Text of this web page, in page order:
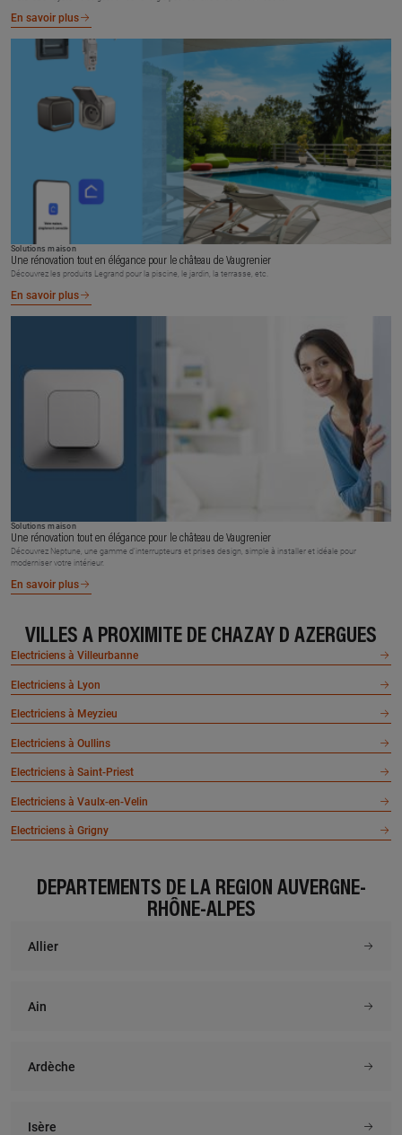
En savoir plus
Solutions maison
Une rénovation tout en élégance pour le château de Vaugrenier
Découvrez les produits Legrand pour la piscine, le jardin, la terrasse, etc.
En savoir plus
Solutions maison
Une rénovation tout en élégance pour le château de Vaugrenier
Découvrez Neptune, une gamme d’interrupteurs et prises design, simple à installer et idéale pour
moderniser votre intérieur.
En savoir plus
VILLES À PROXIMITÉ DE CHAZAY D AZERGUES
Electriciens à Villeurbanne
Electriciens à Lyon
Electriciens à Meyzieu
Electriciens à Oullins
Electriciens à Saint-Priest
Electriciens à Vaulx-en-Velin
Electriciens à Grigny
DÉPARTEMENTS DE LA RÉGION AUVERGNE-
RHÔNE-ALPES
Allier
Ain
Ardèche
Isère